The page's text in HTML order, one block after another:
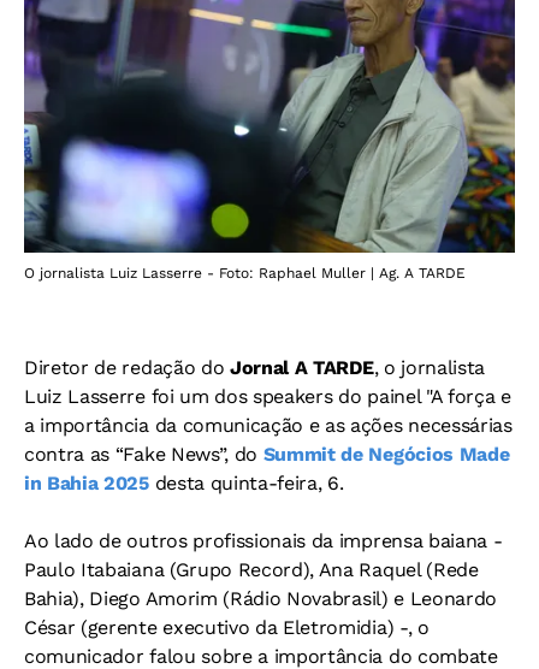
O jornalista Luiz Lasserre - Foto: Raphael Muller | Ag. A TARDE
Diretor de redação do Jornal A TARDE, o jornalista
Luiz Lasserre foi um dos speakers do painel "A força e
a importância da comunicação e as ações necessárias
contra as “Fake News”, do Summit de Negócios Made
in Bahia 2025desta quinta-feira, 6.
Ao lado de outros profissionais da imprensa baiana -
Paulo Itabaiana (Grupo Record), Ana Raquel (Rede
Bahia), Diego Amorim (Rádio Novabrasil) e Leonardo
César (gerente executivo da Eletromidia) -, o
comunicadorfalou sobre a importância do combate